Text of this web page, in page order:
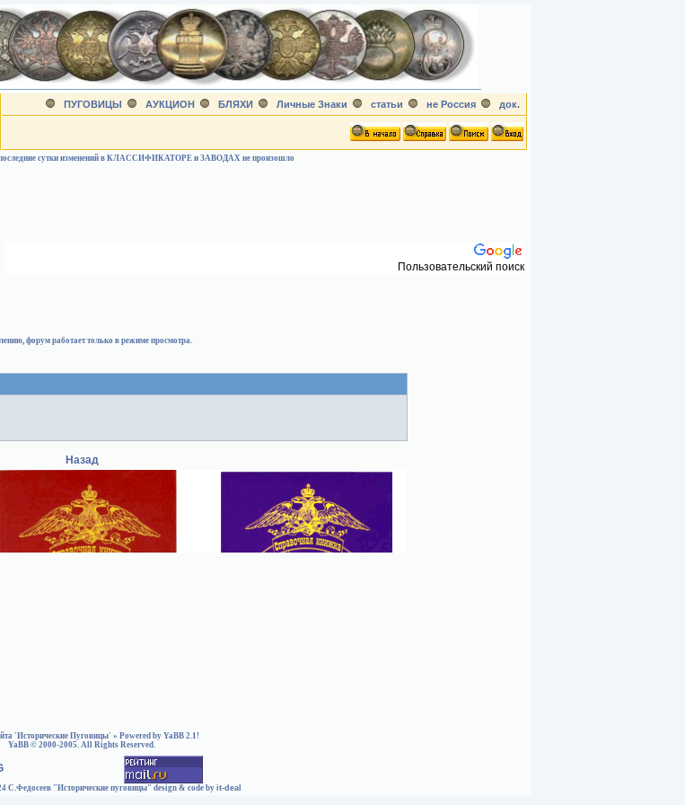
ПУГОВИЦЫ АУКЦИОН БЛЯХИ Личные Знаки статьи не Россия док.
последние сутки изменений в КЛАССИФИКАТОРЕ и ЗАВОДАХ не произошло
Пользовательский поиск
форум работает только в режиме просмотра.
Назад
'Исторические Пуговицы' » Powered by YaBB 2.1!
YaBB © 2000-2005. All Rights Reserved.
С.Федосеев "Исторические пуговицы" design & code byit-deal